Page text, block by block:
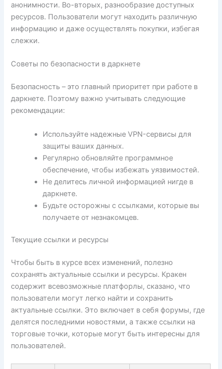
анонимности. Во-вторых, разнообразие доступных
ресурсов. Пользователи могут находить различную
информацию и даже осуществлять покупки, избегая
слежки.
Советы по безопасности в даркнете
Безопасность – это главный приоритет при работе в
даркнете. Поэтому важно учитывать следующие
рекомендации:
Используйте надежные VPN-сервисы для
защиты ваших данных.
Регулярно обновляйте программное
обеспечение, чтобы избежать уязвимостей.
Не делитесь личной информацией нигде в
даркнете.
Будьте осторожны с ссылками, которые вы
получаете от незнакомцев.
Текущие ссылки и ресурсы
Чтобы быть в курсе всех изменений, полезно
сохранять актуальные ссылки и ресурсы. Кракен
содержит всевозможные платфорлы, сказано, что
пользователи могут легко найти и сохранить
актуальные ссылки. Это включает в себя форумы, где
делятся последними новостями, а также ссылки на
торговые точки, которые могут быть интересны для
пользователей.